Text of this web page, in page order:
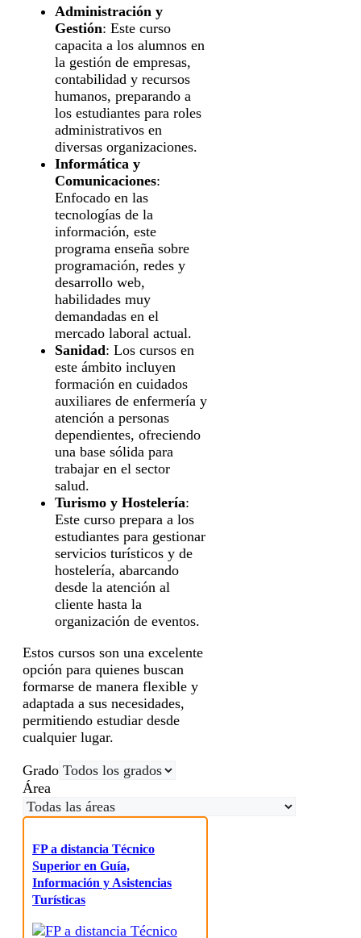
Administración y
Gestión: Este curso
capacita a los alumnos en
la gestión de empresas,
contabilidad y recursos
humanos, preparando a
los estudiantes para roles
administrativos en
diversas organizaciones.
Informática y
Comunicaciones:
Enfocado en las
tecnologías de la
información, este
programa enseña sobre
programación, redes y
desarrollo web,
habilidades muy
demandadas en el
mercado laboral actual.
Sanidad: Los cursos en
este ámbito incluyen
formación en cuidados
auxiliares de enfermería y
atención a personas
dependientes, ofreciendo
una base sólida para
trabajar en el sector
salud.
Turismo y Hostelería:
Este curso prepara a los
estudiantes para gestionar
servicios turísticos y de
hostelería, abarcando
desde la atención al
cliente hasta la
organización de eventos.
Estos cursos son una excelente
opción para quienes buscan
formarse de manera flexible y
adaptada a sus necesidades,
permitiendo estudiar desde
cualquier lugar.
Grado
Área
FP a distancia Técnico
Superior en Guía,
Información y Asistencias
Turísticas